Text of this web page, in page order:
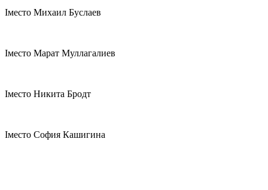
Iместо Михаил Буслаев
Iместо Марат Муллагалиев
Iместо Никита Бродт
Iместо София Кашигина